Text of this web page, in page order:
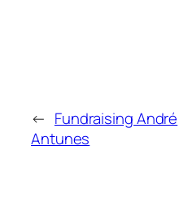
← Fundraising André
Antunes